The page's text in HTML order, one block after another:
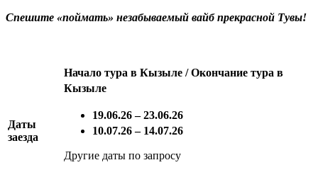
Спешите «поймать» незабываемый вайб прекрасной Тувы!
Даты
заезда
Начало тура в Кызыле / Окончание тура в
Кызыле
19.06.26 – 23.06.26
10.07.26 – 14.07.26
Другие даты по запросу